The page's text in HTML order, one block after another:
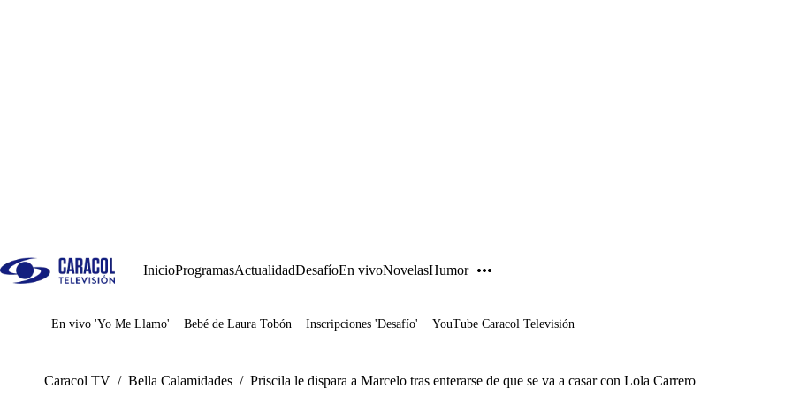
InicioProgramasActualidadDesafíoEn vivoNovelasHumor
Juegos
En vivo 'Yo Me Llamo' Bebé de Laura Tobón Inscripciones 'Desafío' YouTube Caracol Televisión
Caracol TV / Bella Calamidades / Priscila le dispara a Marcelo tras enterarse de que se va a casar con Lola Carrero